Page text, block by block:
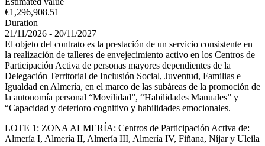
€1,296,908.51
Duration
21/11/2026 - 20/11/2027
El objeto del contrato es la prestación de un servicio consistente en
la realización de talleres de envejecimiento activo en los Centros de
Participación Activa de personas mayores dependientes de la
Delegación Territorial de Inclusión Social, Juventud, Familias e
Igualdad en Almería, en el marco de las subáreas de la promoción de
la autonomía personal “Movilidad”, “Habilidades Manuales” y
“Capacidad y deterioro cognitivo y habilidades emocionales.
LOTE 1: ZONA ALMERÍA: Centros de Participación Activa de:
Almería I, Almería II, Almería III, Almería IV, Fiñana, Níjar y Uleila